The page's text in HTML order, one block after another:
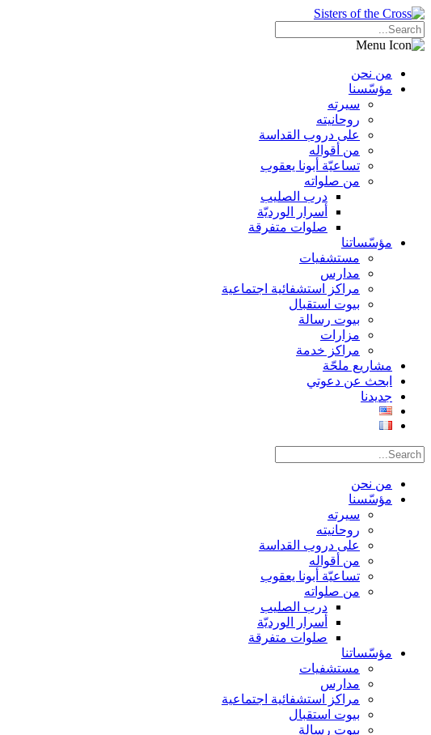
من نحن
مؤسّسنا
سيرته
روحانيته
على دروب القداسة
من أقواله
تساعيّة أبونا يعقوب
من صلواته
درب الصليب
أسرار الورديّة
صلوات متفرقة
مؤسّساتنا
مستشفيات
مدارس
مراكز استشفائية اجتماعية
بيوت استقبال
بيوت رسالة
مزارات
مراكز خدمة
مشاريع ملحّة
ابحث عن دعوتي
جديدنا
من نحن
مؤسّسنا
سيرته
روحانيته
على دروب القداسة
من أقواله
تساعيّة أبونا يعقوب
من صلواته
درب الصليب
أسرار الورديّة
صلوات متفرقة
مؤسّساتنا
مستشفيات
مدارس
مراكز استشفائية اجتماعية
بيوت استقبال
بيوت رسالة